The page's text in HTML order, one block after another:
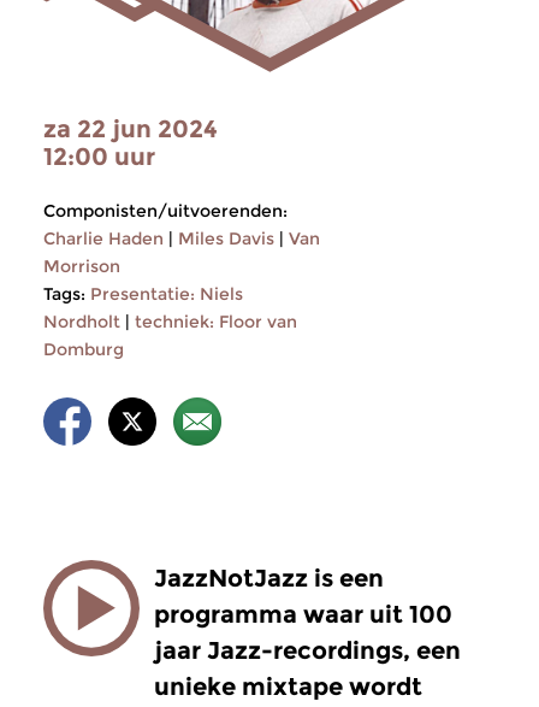
za 22 jun 2024
12:00 uur
Componisten/uitvoerenden:
Charlie Haden | Miles Davis | Van
Morrison
Tags: Presentatie: Niels
Nordholt | techniek: Floor van
Domburg
JazzNotJazz is een
programma waar uit 100
jaar Jazz-recordings, een
unieke mixtape wordt